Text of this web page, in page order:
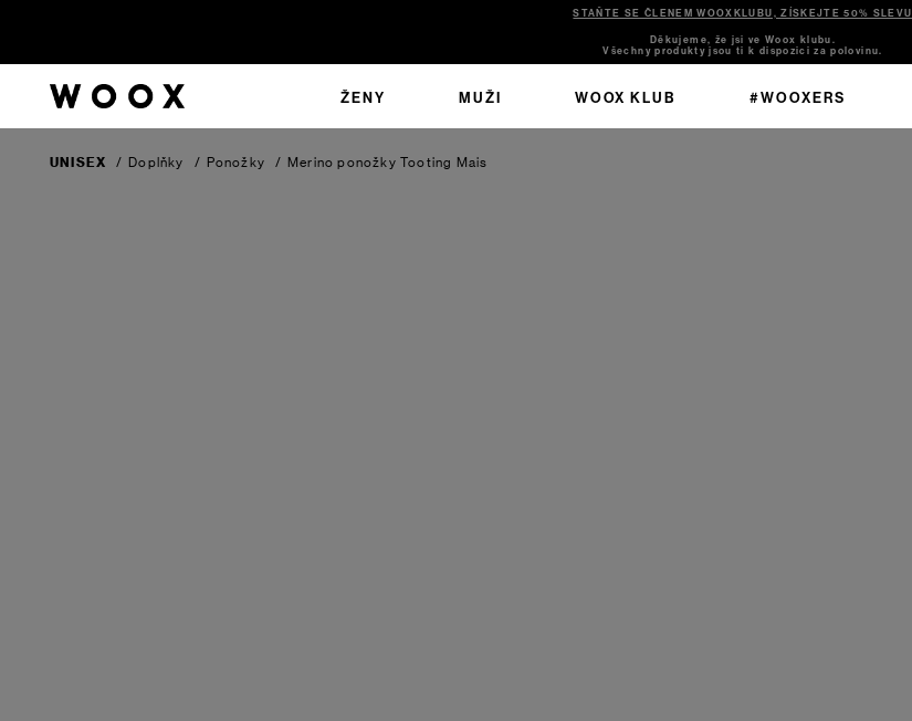
STAŇTE SE ČLENEM WOOXKLUBU, ZÍSKEJTE 50% SLEVU
Děkujeme, že jsi ve Woox klubu.
Všechny produkty jsou ti k dispozici za polovinu.
ŽENY MUŽI WOOX KLUB #WOOXERS
UNISEX / Doplňky / Ponožky / Merino ponožky Tooting Mais